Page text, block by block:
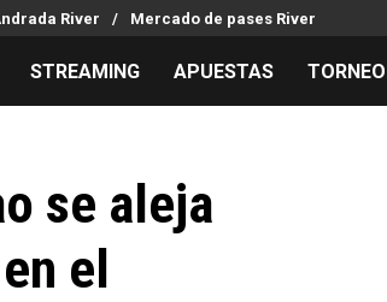
River Mercado de pases River
de River
Noticias
Guías
STREAMING APUESTAS
se aleja
el